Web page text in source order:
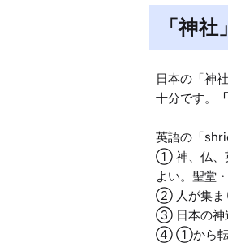
「神
日本の「神
十分です。
英語の「
① 神、仏、
よい。聖堂
② 人が集ま
③ 日本の神
④ ①から転